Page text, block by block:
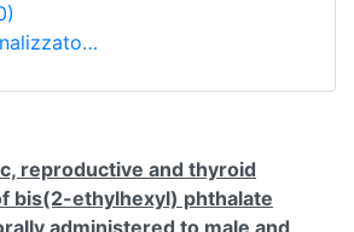
reproductive and thyroid
bis(2-ethylhexyl) phthalate
administered to male and